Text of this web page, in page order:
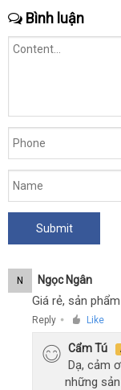
Bình luận
N Ngọc Ngân
Giá rẻ, sản
Reply ● Like
Cẩm Tú
Dạ, cảm
những